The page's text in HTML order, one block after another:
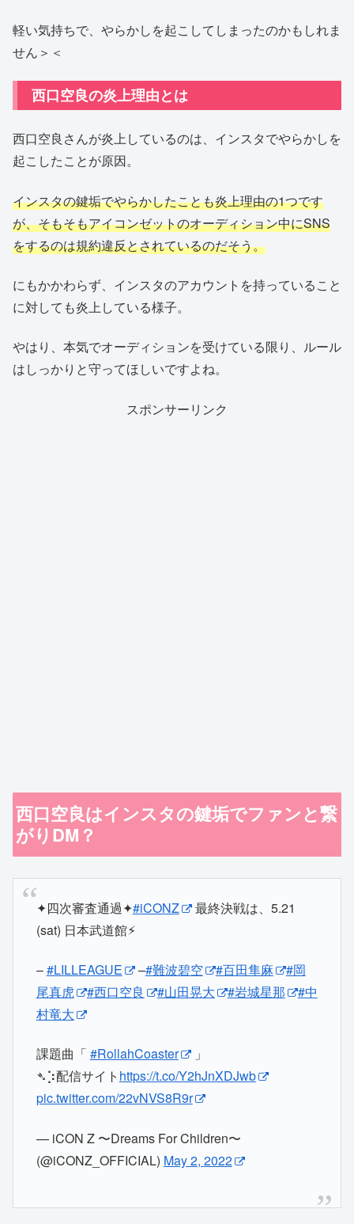
軽い気持ちで、やらかしを起こしてしまったのかもしれま
せん＞＜
西口空良の炎上理由とは
西口空良さんが炎上しているのは、インスタでやらかしを
起こしたことが原因。
インスタの鍵垢でやらかしたことも炎上理由の1つです
が、そもそもアイコンゼットのオーディション中にSNS
をするのは規約違反とされているのだそう。
にもかかわらず、インスタのアカウントを持っていること
に対しても炎上している様子。
やはり、本気でオーディションを受けている限り、ルール
はしっかりと守ってほしいですよね。
スポンサーリンク
西口空良はインスタの鍵垢でファンと繋
がりDM？
✦四次審査通過✦#iCONZ
最終決戦は、5.21
(sat) 日本武道館⚡︎
–#LILLEAGUE –#難波碧空 #百田隼麻
#岡
尾真虎
#西口空良 #山田晃大 #岩城星那
#中
村竜大
課題曲「 #RollahCoaster
」
➴⡱配信サイト https://t.co/Y2hJnXDJwb
pic.twitter.com/22vNVS8R9r
— iCON Z 〜Dreams For Children〜
(@iCONZ_OFFICIAL) May 2, 2022